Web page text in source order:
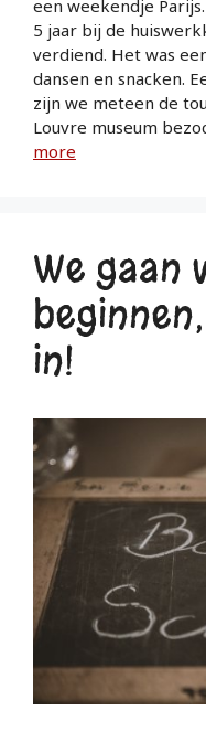
een weekendje
5 jaar bij de
verdiend. Het was
dansen en snacken.
zijn we meteen de
Louvre museum
more
We gaan
in!